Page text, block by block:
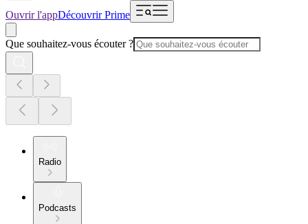
Ouvrir l'appDécouvrir Prime
Que souhaitez-vous écouter ?
Radio
Podcasts